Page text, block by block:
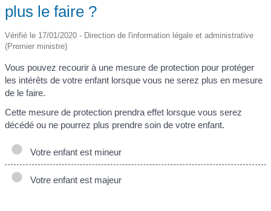
plus le faire ?
Vérifié le 17/01/2020 - Direction de l'information légale et administrative
(Premier ministre)
Vous pouvez recourir à une mesure de protection pour protéger
les intérêts de votre enfant lorsque vous ne serez plus en mesure
de le faire.
Cette mesure de protection prendra effet lorsque vous serez
décédé ou ne pourrez plus prendre soin de votre enfant.
Votre enfant est mineur
Votre enfant est majeur